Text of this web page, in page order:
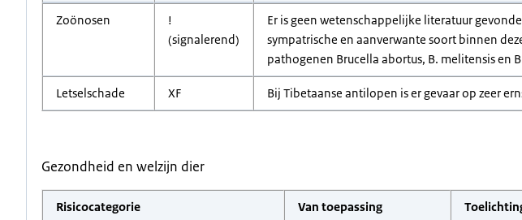
Zoönosen
!
(signalerend)
Er is geen wetenschappelijke literatuur
sympatrische en aanverwante soort binnen
pathogenen Brucella abortus, B. melitensis en
Letselschade XF Bij Tibetaanse antilopen is er gevaar op zeer
Gezondheid en welzijn dier
Risicocategorie Van toepassing